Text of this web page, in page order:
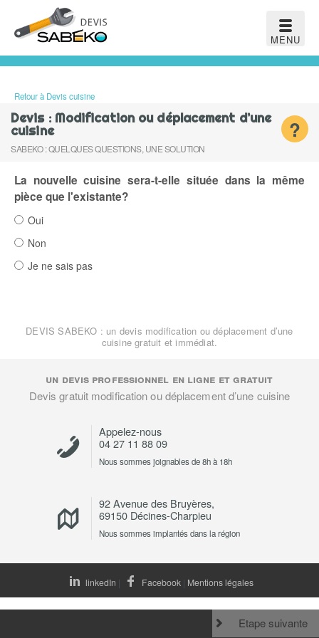
MENU
Retour à Devis cuisine
?
Devis : Modification ou déplacement d’une
cuisine
SABEKO : QUELQUES QUESTIONS, UNE SOLUTION
La nouvelle cuisine sera-t-elle située dans la même
pièce que l'existante?
Oui
Non
Je ne sais pas
Etape suivante
DEVIS SABEKO : un devis modification ou déplacement d’une
cuisine gratuit et immédiat.
un devis professionnel en ligne et gratuit
Devis gratuit modification ou déplacement d’une cuisine
Appelez-nous
04 27 11 88 09
Nous sommes joignables de 8h à 18h
92 Avenue des Bruyères,
69150 Décines-Charpieu
Nous sommes implantés dans la région
linkedIn | Facebook| Mentions légales